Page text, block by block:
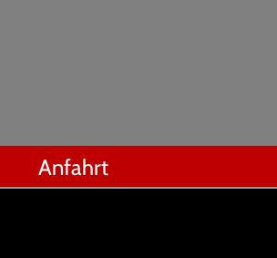
Anfahrt